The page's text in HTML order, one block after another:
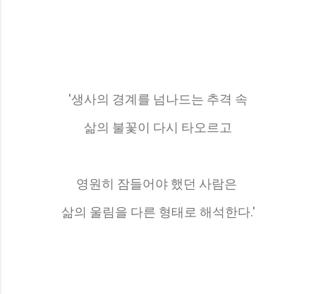
'생사의 경계를 넘나드는 추격 속
삶의 불꽃이 다시 타오르고
영원히 잠들어야 했던 사람은
삶의 울림을 다른 형태로 해석한다.'